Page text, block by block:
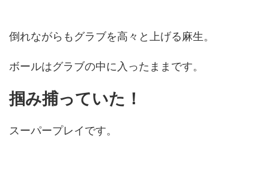
倒れながらもグラブを高々と上げる麻生。
ボールはグラブの中に入ったままです。
掴み捕っていた！
スーパープレイです。